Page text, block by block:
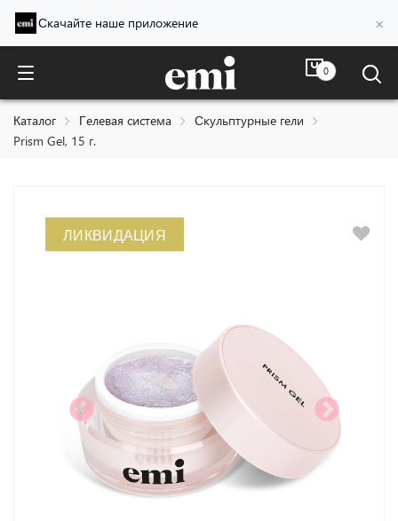
Скачайте наше приложение ×
0
Prism Gel, 15 г.
Каталог Гелевая система
Скульптурные гели
Prism Gel, 15 г.
ЛИКВИДАЦИЯ